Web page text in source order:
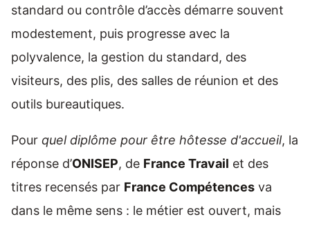
standard ou contrôle d’accès démarre souvent
modestement, puis progresse avec la
polyvalence, la gestion du standard, des
visiteurs, des plis, des salles de réunion et des
outils bureautiques.
Pour quel diplôme pour être hôtesse d'accueil, la
réponse d’ONISEP, de France Travail et des
titres recensés par France Compétences va
dans le même sens : le métier est ouvert, mais